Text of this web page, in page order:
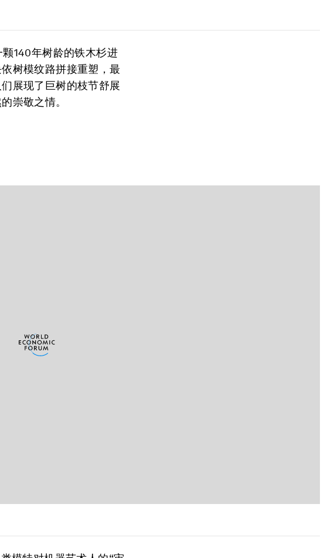
140年树龄的铁木杉进
树模纹路拼接重塑，最
展现了巨树的枝节舒展
崇敬之情。